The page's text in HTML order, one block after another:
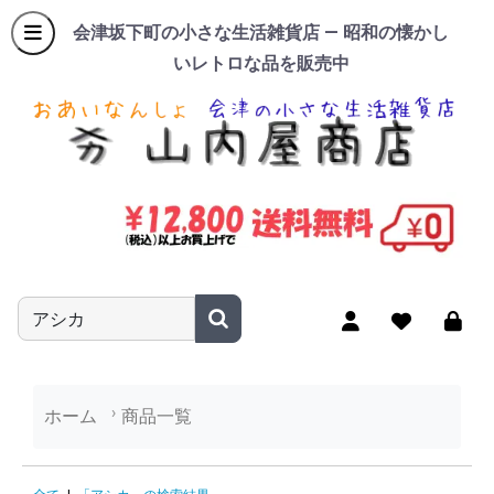
会津坂下町の小さな生活雑貨店 — 昭和の懐かし
いレトロな品を販売中
商品名やキーワードを入力
ホーム 商品一覧
「アシカ」の検索結果